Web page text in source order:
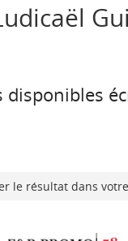
disponibles
le résultat dans